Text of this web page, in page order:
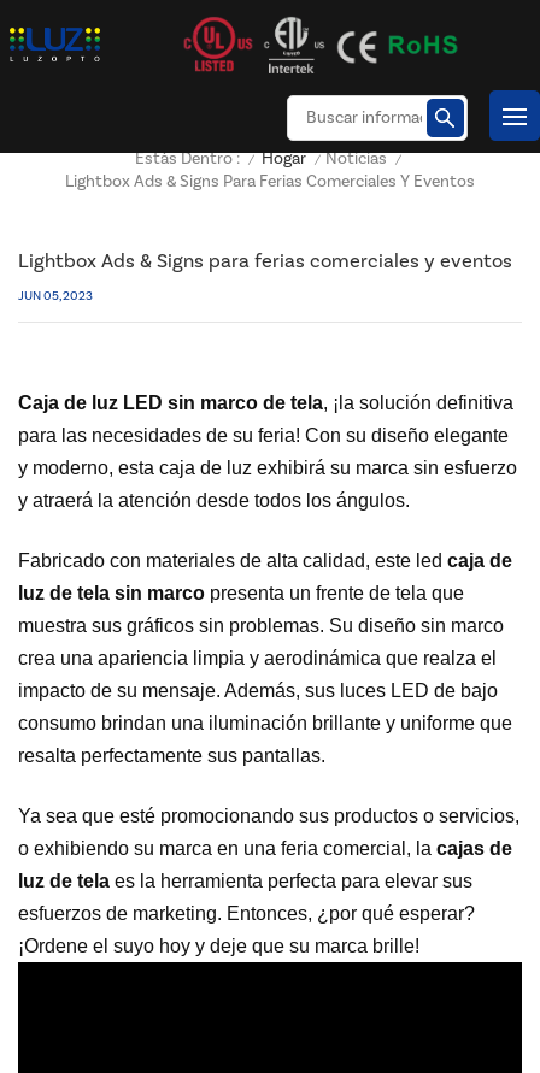
Estás Dentro : / Hogar / Noticias /
Lightbox Ads & Signs Para Ferias Comerciales Y Eventos
Lightbox Ads & Signs para ferias comerciales y eventos
JUN 05, 2023
Caja de luz LED sin marco de tela, ¡la solución definitiva
para las necesidades de su feria! Con su diseño elegante
y moderno, esta caja de luz exhibirá su marca sin esfuerzo
y atraerá la atención desde todos los ángulos.
Fabricado con materiales de alta calidad, este led caja de
luz de tela sin marco presenta un frente de tela que
muestra sus gráficos sin problemas. Su diseño sin marco
crea una apariencia limpia y aerodinámica que realza el
impacto de su mensaje. Además, sus luces LED de bajo
consumo brindan una iluminación brillante y uniforme que
resalta perfectamente sus pantallas.
Ya sea que esté promocionando sus productos o servicios,
o exhibiendo su marca en una feria comercial, la cajas de
luz de tela es la herramienta perfecta para elevar sus
esfuerzos de marketing. Entonces, ¿por qué esperar?
¡Ordene el suyo hoy y deje que su marca brille!